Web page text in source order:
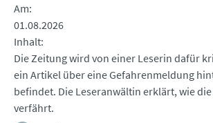
Am
01.08.2026
Inhalt
Die Zeitung wird von einer Leserin dafür
ein Artikel über eine Gefahrenmeldung
befindet. Die Leseranwältin erklärt, wie
verfährt.